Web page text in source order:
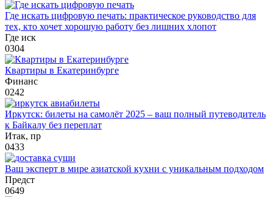
Где искать цифровую печать: практическое руководство для
тех, кто хочет хорошую работу без лишних хлопот
Где иск
0304
Квартиры в Екатеринбурге
Финанс
0242
Иркутск: билеты на самолёт 2025 – ваш полный путеводитель
к Байкалу без переплат
Итак, пр
0433
Ваш эксперт в мире азиатской кухни с уникальным подходом
Предст
0649